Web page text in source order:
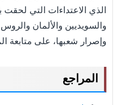
الذي الاعتداءات التي لحقت
والسويديين والألمان
وإصرار شعبها، على متابعة
المراجع